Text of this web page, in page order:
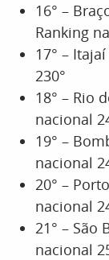
16° –
Ranking
17° –
230°
18° – Rio
nacional
19° –
nacional
20° –
nacional
21° – São
nacional